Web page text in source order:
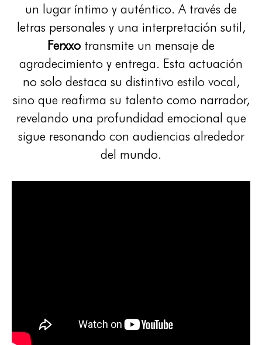
un lugar íntimo y auténtico. A través de
letras personales y una interpretación sutil,
Ferxxo transmite un mensaje de
agradecimiento y entrega. Esta actuación
no solo destaca su distintivo estilo vocal,
sino que reafirma su talento como narrador,
revelando una profundidad emocional que
sigue resonando con audiencias alrededor
del mundo.